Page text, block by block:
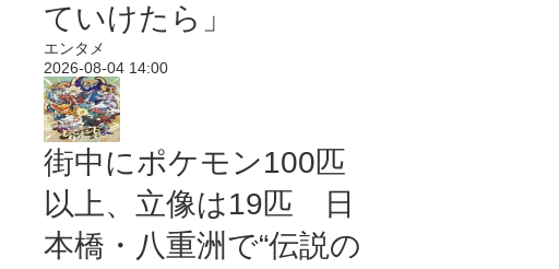
ていけたら」
エンタメ
2026-08-04 14:00
街中にポケモン100匹
以上、立像は19匹 日
本橋・八重洲で“伝説の